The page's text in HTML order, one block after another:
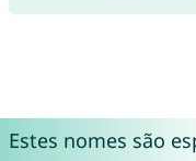
Estes nomes são